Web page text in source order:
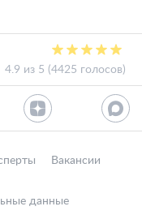
4.9 из 5 (4425 голосов)
Вакансии
данные